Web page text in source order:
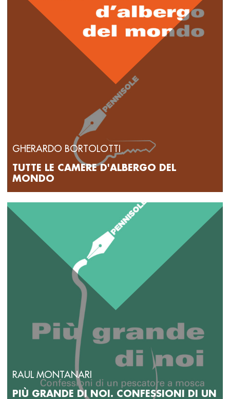
GHERARDO BORTOLOTTI
TUTTE LE CAMERE D'ALBERGO DEL
MONDO
RAUL MONTANARI
PIÙ GRANDE DI NOI. CONFESSIONI DI UN